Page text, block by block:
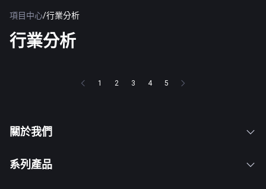
項目中心/行業分析
行業分析
1 2 3 4 5
關於我們
系列產品